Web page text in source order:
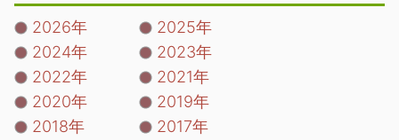
2026年
2025年
2024年
2023年
2022年
2021年
2020年
2019年
2018年
2017年